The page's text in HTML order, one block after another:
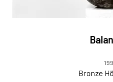
Bronze